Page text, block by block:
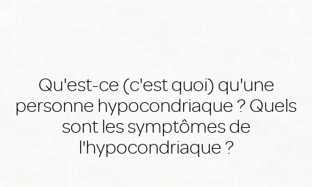
Qu'est-ce (c'est quoi) qu'une
personne hypocondriaque ? Quels
sont les symptômes de
l'hypocondriaque ?